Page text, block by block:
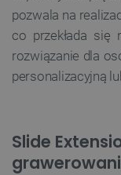
pozwala na
co przekłada się
rozwiązanie dla
personalizacyjną
Slide